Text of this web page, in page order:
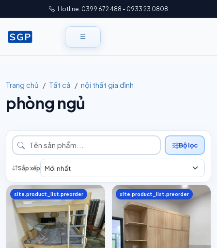
Hotline: 0399 672 488 - 0933 23 0808
Trang chủ Tất cả nội thất gia đình
phòng ngủ
Sắp xếp
Bộ lọc
site.product_list.preorder site.product_list.preorder